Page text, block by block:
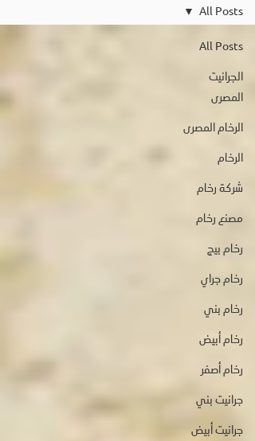
All Posts
الجرانيت
المصرى
الرخام المصرى
الرخام
شركة رخام
مصنع رخام
رخام بيج
رخام جراي
رخام بني
رخام أبيض
رخام أصفر
جرانيت بني
جرانيت أبيض
All Posts